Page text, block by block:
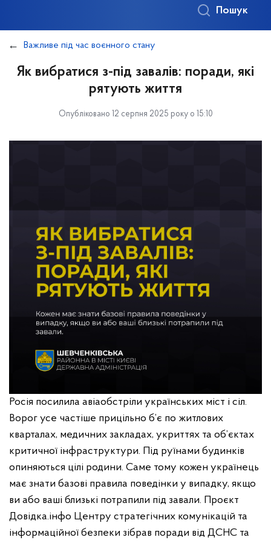
Пошук
Важливе під час воєнного стану
Як вибратися з-під завалів: поради, які
рятують життя
Опубліковано 12 серпня 2025 року о 15:10
Росія посилила авіаобстріли українських міст і сіл.
Ворог усе частіше прицільно б’є по житлових
кварталах, медичних закладах, укриттях та об’єктах
критичної інфраструктури. Під руїнами будинків
опиняються цілі родини. Саме тому кожен українець
має знати базові правила поведінки у випадку, якщо
ви або ваші близькі потрапили під завали. Проєкт
Довідка.інфо Центру стратегічних комунікацій та
інформаційної безпеки зібрав поради від ДСНС та